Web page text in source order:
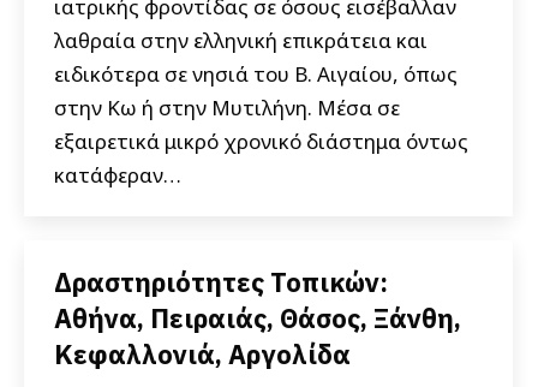
ιατρικής φροντίδας σε όσους εισέβαλλαν
λαθραία στην ελληνική επικράτεια και
ειδικότερα σε νησιά του Β. Αιγαίου, όπως
στην Κω ή στην Μυτιλήνη. Μέσα σε
εξαιρετικά μικρό χρονικό διάστημα όντως
κατάφεραν…
Δραστηριότητες Τοπικών:
Αθήνα, Πειραιάς, Θάσος, Ξάνθη,
Κεφαλλονιά, Αργολίδα